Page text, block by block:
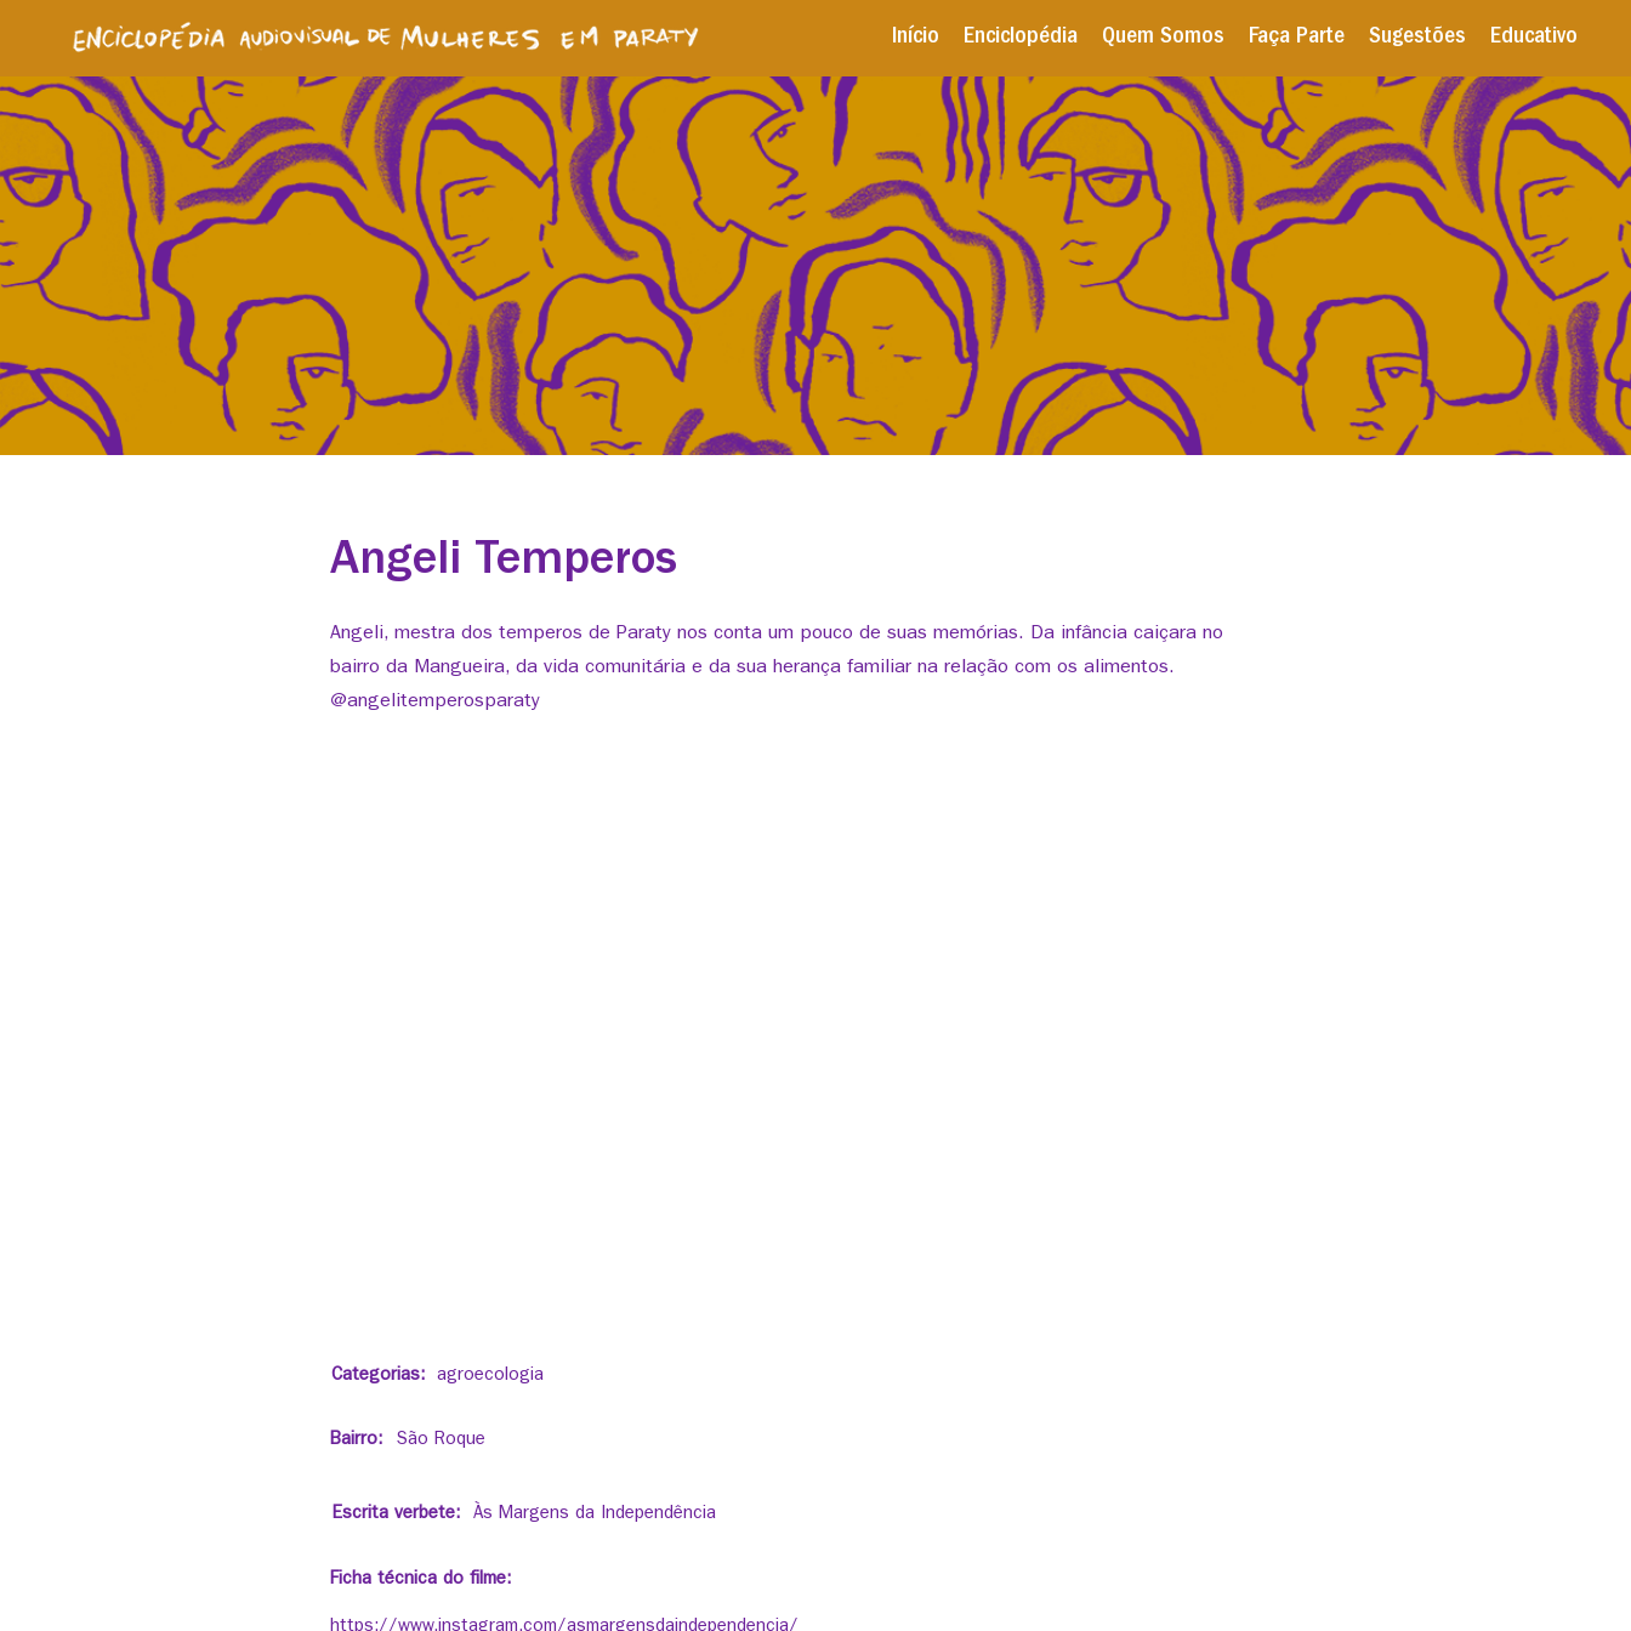
Início Enciclopédia Quem Somos Faça Parte Sugestões Educativo
Angeli Temperos
Angeli, mestra dos temperos de Paraty nos conta um pouco de suas memórias. Da infância caiçara no
bairro da Mangueira, da vida comunitária e da sua herança familiar na relação com os alimentos.
@angelitemperosparaty
Categorias: agroecologia
Bairro: São Roque
Escrita verbete: Às Margens da Independência
Ficha técnica do filme: